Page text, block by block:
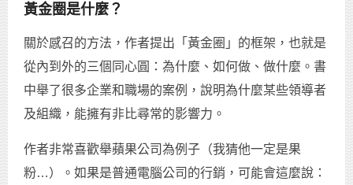
黃金圈是什麼？
關於感召的方法，作者提出「黃金圈」的框架，也就是
從內到外的三個同心圓：為什麼、如何做、做什麼。書
中舉了很多企業和職場的案例，說明為什麼某些領導者
及組織，能擁有非比尋常的影響力。
作者非常喜歡舉蘋果公司為例子（我猜他一定是果
粉…）。如果是普通電腦公司的行銷，可能會這麼說：